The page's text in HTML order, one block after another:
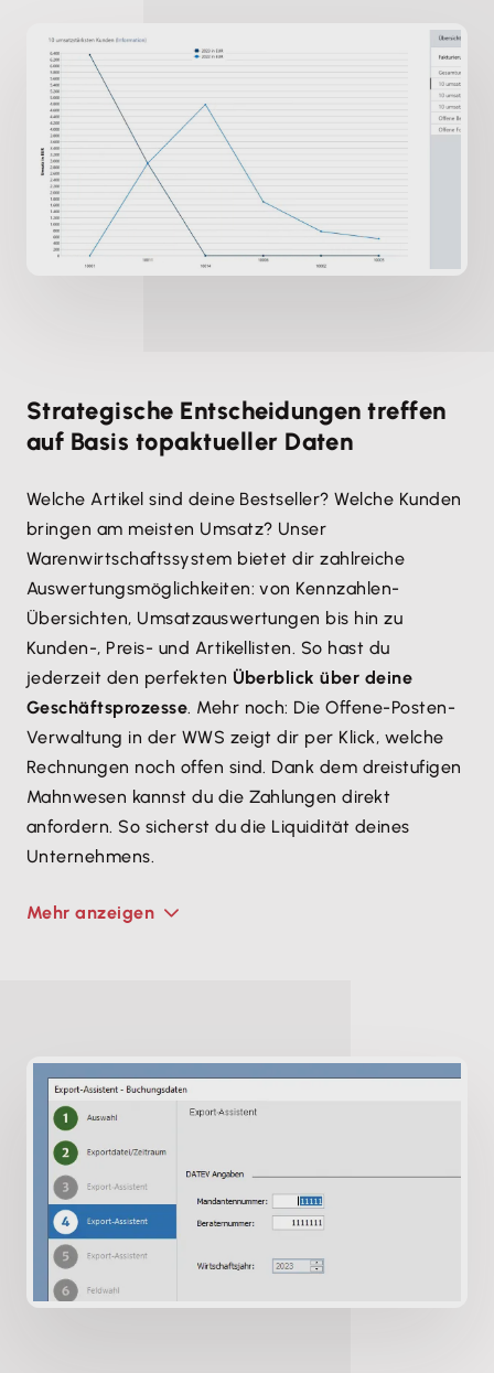
Strategische Entscheidungen treffen
auf Basis topaktueller Daten
Welche Artikel sind deine Bestseller? Welche Kunden
bringen am meisten Umsatz? Unser
Warenwirtschaftssystem bietet dir zahlreiche
Auswertungsmöglichkeiten: von Kennzahlen-
Übersichten, Umsatzauswertungen bis hin zu
Kunden-, Preis- und Artikellisten. So hast du
jederzeit den perfekten Überblick über deine
Geschäftsprozesse. Mehr noch: Die Offene-Posten-
Verwaltung in der WWS zeigt dir per Klick, welche
Rechnungen noch offen sind. Dank dem dreistufigen
Mahnwesen kannst du die Zahlungen direkt
anfordern. So sicherst du die Liquidität deines
Unternehmens.
Mehr anzeigen